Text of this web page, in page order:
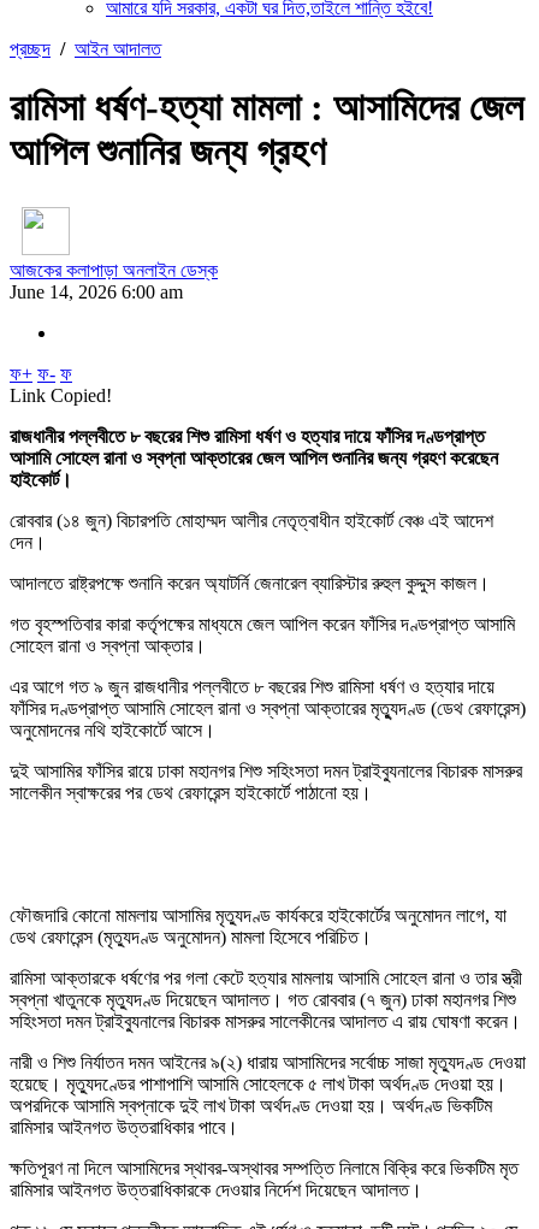
আমারে যদি সরকার, একটা ঘর দিত,তাইলে শান্তি হইবে!
প্রচ্ছদ / আইন আদালত
রামিসা ধর্ষণ-হত্যা মামলা : আসামিদের জেল
আপিল শুনানির জন্য গ্রহণ
আজকের কলাপাড়া অনলাইন ডেস্ক
June 14, 2026 6:00 am
ফ+ ফ- ফ
Link Copied!
রাজধানীর পল্লবীতে ৮ বছরের শিশু রামিসা ধর্ষণ ও হত্যার দায়ে ফাঁসির দণ্ডপ্রাপ্ত
আসামি সোহেল রানা ও স্বপ্না আক্তারের জেল আপিল শুনানির জন্য গ্রহণ করেছেন
হাইকোর্ট।
রোববার (১৪ জুন) বিচারপতি মোহাম্মদ আলীর নেতৃত্বাধীন হাইকোর্ট বেঞ্চ এই আদেশ
দেন।
আদালতে রাষ্ট্রপক্ষে শুনানি করেন অ্যাটর্নি জেনারেল ব্যারিস্টার রুহুল কুদ্দুস কাজল।
গত বৃহস্পতিবার কারা কর্তৃপক্ষের মাধ্যমে জেল আপিল করেন ফাঁসির দণ্ডপ্রাপ্ত আসামি
সোহেল রানা ও স্বপ্না আক্তার।
এর আগে গত ৯ জুন রাজধানীর পল্লবীতে ৮ বছরের শিশু রামিসা ধর্ষণ ও হত্যার দায়ে
ফাঁসির দণ্ডপ্রাপ্ত আসামি সোহেল রানা ও স্বপ্না আক্তারের মৃত্যুূদণ্ড (ডেথ রেফারেন্স)
অনুমোদনের নথি হাইকোর্টে আসে।
দুই আসামির ফাঁসির রায়ে ঢাকা মহানগর শিশু সহিংসতা দমন ট্রাইব্যুনালের বিচারক মাসরুর
সালেকীন স্বাক্ষরের পর ডেথ রেফারেন্স হাইকোর্টে পাঠানো হয়।
ফৌজদারি কোনো মামলায় আসামির মৃত্যুদণ্ড কার্যকরে হাইকোর্টের অনুমোদন লাগে, যা
ডেথ রেফারেন্স (মৃত্যুদণ্ড অনুমোদন) মামলা হিসেবে পরিচিত।
রামিসা আক্তারকে ধর্ষণের পর গলা কেটে হত্যার মামলায় আসামি সোহেল রানা ও তার স্ত্রী
স্বপ্না খাতুনকে মৃত্যুদণ্ড দিয়েছেন আদালত। গত রোববার (৭ জুন) ঢাকা মহানগর শিশু
সহিংসতা দমন ট্রাইব্যুনালের বিচারক মাসরুর সালেকীনের আদালত এ রায় ঘোষণা করেন।
নারী ও শিশু নির্যাতন দমন আইনের ৯(২) ধারায় আসামিদের সর্বোচ্চ সাজা মৃত্যুদণ্ড দেওয়া
হয়েছে। মৃত্যুদণ্ডের পাশাপাশি আসামি সোহেলকে ৫ লাখ টাকা অর্থদণ্ড দেওয়া হয়।
অপরদিকে আসামি স্বপ্নাকে দুই লাখ টাকা অর্থদণ্ড দেওয়া হয়। অর্থদণ্ড ভিকটিম
রামিসার আইনগত উত্তরাধিকার পাবে।
ক্ষতিপূরণ না দিলে আসামিদের স্থাবর-অস্থাবর সম্পত্তি নিলামে বিক্রি করে ভিকটিম মৃত
রামিসার আইনগত উত্তরাধিকারকে দেওয়ার নির্দেশ দিয়েছেন আদালত।